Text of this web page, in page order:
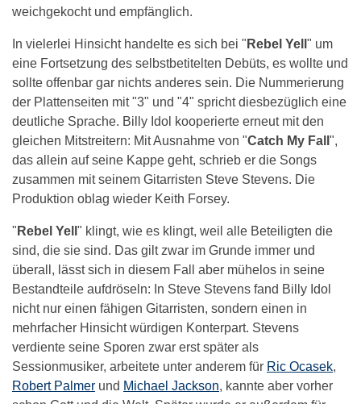
weichgekocht und empfänglich.
In vielerlei Hinsicht handelte es sich bei " Rebel Yell " um
eine Fortsetzung des selbstbetitelten Debüts, es wollte und
sollte offenbar gar nichts anderes sein. Die Nummerierung
der Plattenseiten mit "3" und "4" spricht diesbezüglich eine
deutliche Sprache. Billy Idol kooperierte erneut mit den
gleichen Mitstreitern: Mit Ausnahme von "Catch My Fall ",
das allein auf seine Kappe geht, schrieb er die Songs
zusammen mit seinem Gitarristen Steve Stevens. Die
Produktion oblag wieder Keith Forsey.
" Rebel Yell " klingt, wie es klingt, weil alle Beteiligten die
sind, die sie sind. Das gilt zwar im Grunde immer und
überall, lässt sich in diesem Fall aber mühelos in seine
Bestandteile aufdröseln: In Steve Stevens fand Billy Idol
nicht nur einen fähigen Gitarristen, sondern einen in
mehrfacher Hinsicht würdigen Konterpart. Stevens
verdiente seine Sporen zwar erst später als
Sessionmusiker, arbeitete unter anderem für Ric Ocasek,
Robert Palmer und Michael Jackson, kannte aber vorher